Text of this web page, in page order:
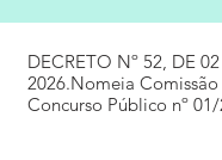
DECRETO Nº 52, DE
2026.Nomeia
Concurso Público nº